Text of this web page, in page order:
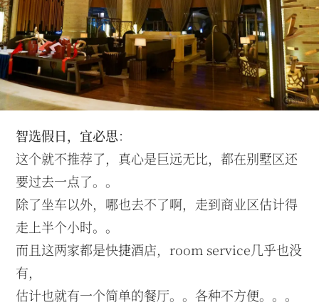
智选假日，宜必思：
这个就不推荐了，真心是巨远无比，都在别墅区还
要过去一点了。。
除了坐车以外，哪也去不了啊，走到商业区估计得
走上半个小时。。
而且这两家都是快捷酒店，room service几乎也没
有，
估计也就有一个简单的餐厅。。各种不方便。。。